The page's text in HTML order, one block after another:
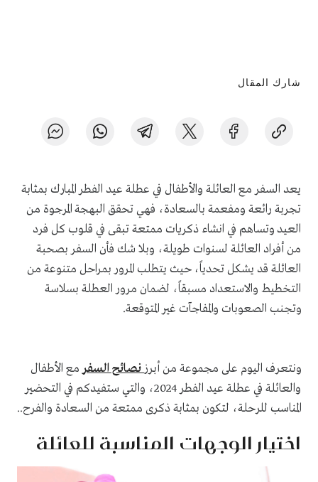
شارك المقال
يعد السفر مع العائلة والأطفال في عطلة عيد الفطر المبارك بمثابة
تجربة رائعة ومفعمة بالسعادة، فهي تحقق البهجة المرجوة من
العيد وتساهم في انشاء ذكريات ممتعة تبقى في قلوب كل فرد
من أفراد العائلة لسنوات طويلة، وبلا شك فأن السفر بصحبة
العائلة قد يشكل تحدياً، حيث يتطلب المرور بمراحل متنوعة من
التخطيط والاستعداد مسبقاً، لضمان مرور العطلة بسلاسة
وتجنب الصعوبات والمفاجآت غير المتوقعة.
ونتعرف اليوم على مجموعة من أبرز نصائح السفر مع الأطفال
والعائلة في عطلة عيد الفطر 2024، والتي ستفيدكم في التحضير
المناسب للرحلة، لتكون بمثابة ذكرى ممتعة من السعادة والفرح..
اختيار الوجهات المناسبة للعائلة